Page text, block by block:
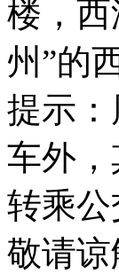
楼，
州”的
提示
车外
转乘
敬请谅